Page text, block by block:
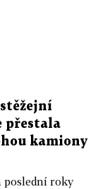
přestala
kamiony
poslední roky